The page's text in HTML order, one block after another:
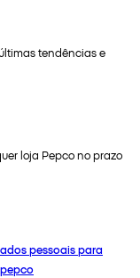
tendências e
loja Pepco no prazo
pessoais para